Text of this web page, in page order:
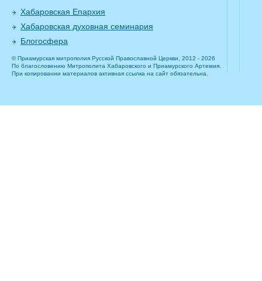
Хабаровская Епархия
Хабаровская духовная семинария
Блогосфера
© Приамурская митрополия Русской Православной Церкви, 2012 - 2026
По благословению Митрополита Хабаровского и Приамурского Артемия.
При копировании материалов активная ссылка на сайт обязательна.